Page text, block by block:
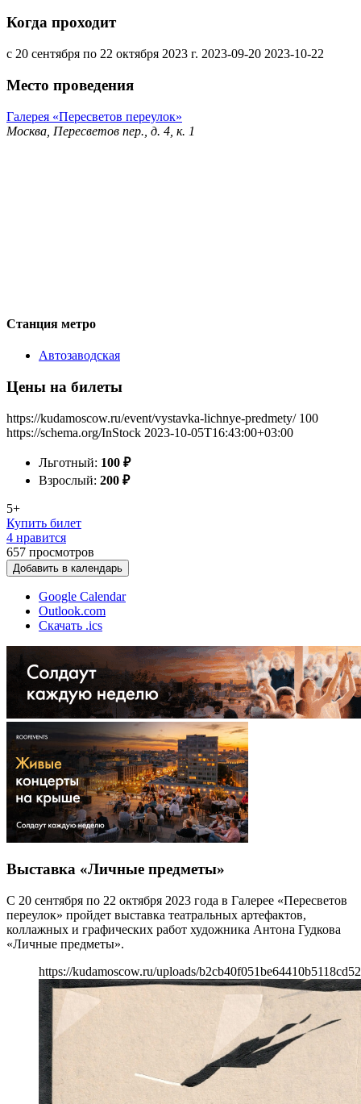
Когда проходит
с 20 сентября по 22 октября 2023 г. 2023-09-20 2023-10-22
Место проведения
Галерея «Пересветов переулок»
Москва, Пересветов пер., д. 4, к. 1
Станция метро
Автозаводская
Цены на билеты
https://kudamoscow.ru/event/vystavka-lichnye-predmety/ 100
https://schema.org/InStock 2023-10-05T16:43:00+03:00
Льготный: 100 ₽
Взрослый: 200 ₽
5+
Купить билет
4 нравится
657 просмотров
Добавить в календарь
Google Calendar
Outlook.com
Скачать .ics
Выставка «Личные предметы»
С 20 сентября по 22 октября 2023 года в Галерее «Пересветов
переулок» пройдет выставка театральных артефактов,
коллажных и графических работ художника Антона Гудкова
«Личные предметы».
https://kudamoscow.ru/uploads/